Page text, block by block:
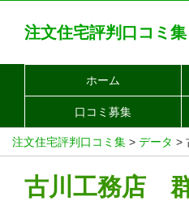
注文住宅評判口コミ集
ホーム
口コミ募集
注文住宅評判口コミ集 > データ >
古川工務店